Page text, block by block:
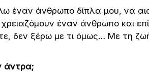
έναν άνθρωπο δίπλα μου, να
έναν άνθρωπο και
δεν ξέρω με τι όμως… Με τη
άντρα;